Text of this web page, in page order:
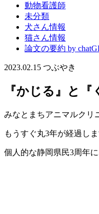
動物看護師
未分類
犬さん情報
猫さん情報
論文の要約 by
2023.02.15 つぶやき
『かじる』と『
みなとまちアニマルクリ
もうすぐ丸3年が経過しま
個人的な静岡県民3周年に